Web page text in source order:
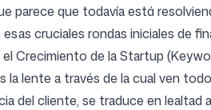
parece que todavía está
cruciales rondas iniciales de
Crecimiento de la Startup
la lente a través de la cual ven
del cliente, se traduce en lealtad